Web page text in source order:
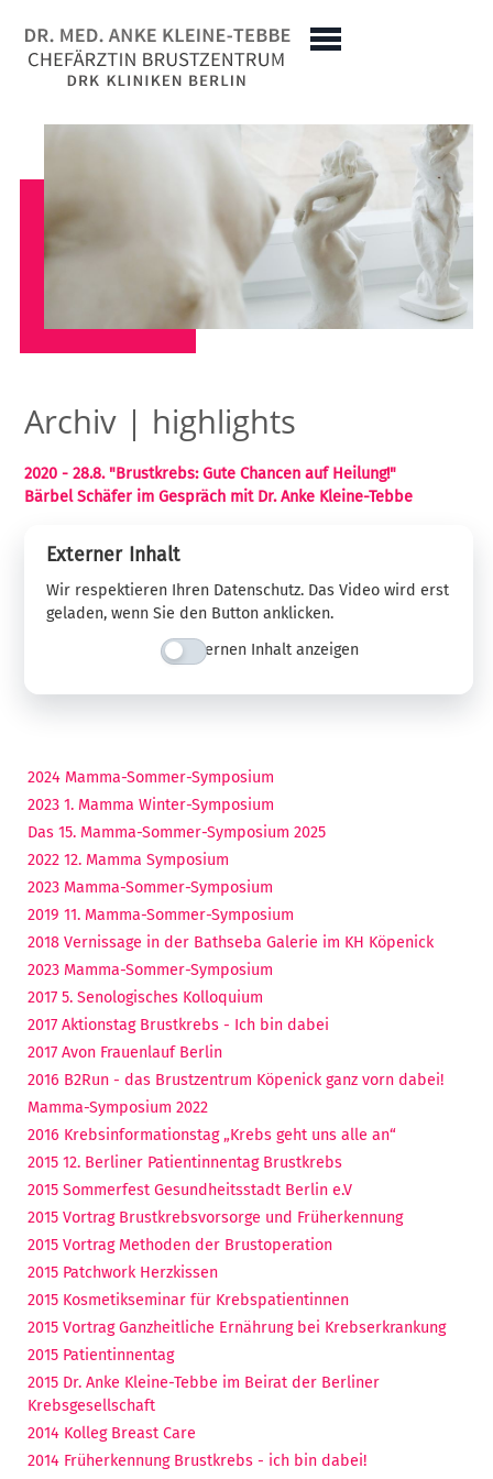
Archiv | highlights
2020 - 28.8. "Brustkrebs: Gute Chancen auf Heilung!"
Bärbel Schäfer im Gespräch mit Dr. Anke Kleine-Tebbe
Externer Inhalt
Wir respektieren Ihren Datenschutz. Das Video wird erst
geladen, wenn Sie den Button anklicken.
Externen Inhalt anzeigen
2024 Mamma-Sommer-Symposium
2023 1. Mamma Winter-Symposium
Das 15. Mamma-Sommer-Symposium 2025
2022 12. Mamma Symposium
2023 Mamma-Sommer-Symposium
2019 11. Mamma-Sommer-Symposium
2018 Vernissage in der Bathseba Galerie im KH Köpenick
2023 Mamma-Sommer-Symposium
2017 5. Senologisches Kolloquium
2017 Aktionstag Brustkrebs - Ich bin dabei
2017 Avon Frauenlauf Berlin
2016 B2Run - das Brustzentrum Köpenick ganz vorn dabei!
Mamma-Symposium 2022
2016 Krebsinformationstag „Krebs geht uns alle an“
2015 12. Berliner Patientinnentag Brustkrebs
2015 Sommerfest Gesundheitsstadt Berlin e.V
2015 Vortrag Brustkrebsvorsorge und Früherkennung
2015 Vortrag Methoden der Brustoperation
2015 Patchwork Herzkissen
2015 Kosmetikseminar für Krebspatientinnen
2015 Vortrag Ganzheitliche Ernährung bei Krebserkrankung
2015 Patientinnentag
2015 Dr. Anke Kleine-Tebbe im Beirat der Berliner
Krebsgesellschaft
2014 Kolleg Breast Care
2014 Früherkennung Brustkrebs - ich bin dabei!